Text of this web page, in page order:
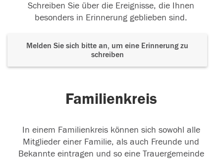
Schreiben Sie über die Ereignisse, die Ihnen
besonders in Erinnerung geblieben sind.
Melden Sie sich bitte an, um eine Erinnerung zu
schreiben
Familienkreis
In einem Familienkreis können sich sowohl alle
Mitglieder einer Familie, als auch Freunde und
Bekannte eintragen und so eine Trauergemeinde